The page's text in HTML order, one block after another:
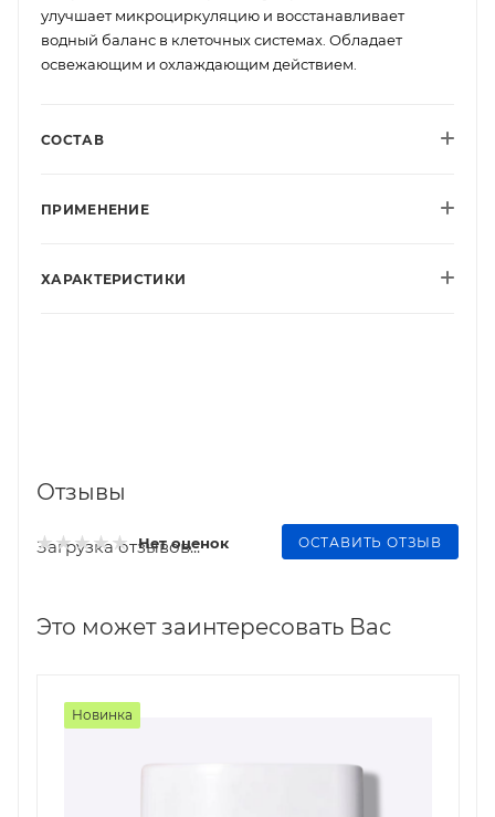
улучшает микроциркуляцию и восстанавливает
водный баланс в клеточных системах. Обладает
освежающим и охлаждающим действием.
СОСТАВ
ПРИМЕНЕНИЕ
ХАРАКТЕРИСТИКИ
Отзывы
Нет оценок ОСТАВИТЬ ОТЗЫВ
Загрузка отзывов...
Это может заинтересовать Вас
Новинка